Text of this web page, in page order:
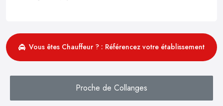
Vous êtes Chauffeur ? : Référencez votre établissement
Proche de Collanges